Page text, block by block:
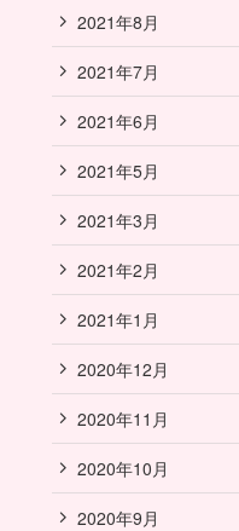
2021年8月
2021年7月
2021年6月
2021年5月
2021年3月
2021年2月
2021年1月
2020年12月
2020年11月
2020年10月
2020年9月